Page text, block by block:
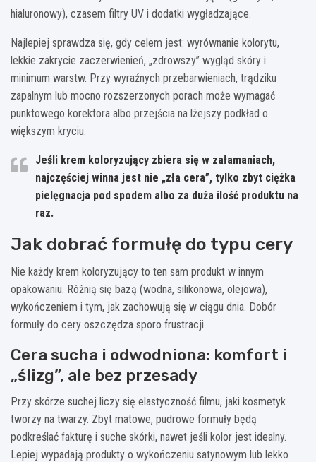
hialuronowy), czasem filtry UV i dodatki wygładzające.
Najlepiej sprawdza się, gdy celem jest: wyrównanie kolorytu,
lekkie zakrycie zaczerwienień, „zdrowszy” wygląd skóry i
minimum warstw. Przy wyraźnych przebarwieniach, trądziku
zapalnym lub mocno rozszerzonych porach może wymagać
punktowego korektora albo przejścia na lżejszy podkład o
większym kryciu.
Jeśli krem koloryzujący zbiera się w załamaniach,
najczęściej winna jest nie „zła cera”, tylko zbyt ciężka
pielęgnacja pod spodem albo za duża ilość produktu na
raz.
Jak dobrać formułę do typu cery
Nie każdy krem koloryzujący to ten sam produkt w innym
opakowaniu. Różnią się bazą (wodna, silikonowa, olejowa),
wykończeniem i tym, jak zachowują się w ciągu dnia. Dobór
formuły do cery oszczędza sporo frustracji.
Cera sucha i odwodniona: komfort i
„ślizg”, ale bez przesady
Przy skórze suchej liczy się elastyczność filmu, jaki kosmetyk
tworzy na twarzy. Zbyt matowe, pudrowe formuły będą
podkreślać fakturę i suche skórki, nawet jeśli kolor jest idealny.
Lepiej wypadają produkty o wykończeniu satynowym lub lekko